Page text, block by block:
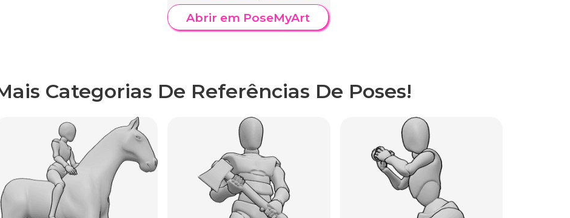
Abrir em PoseMyArt
Categorias De Referências De Poses!